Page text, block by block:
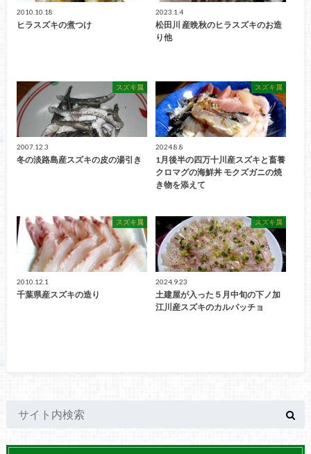
2010.10.18
ヒラスズキの煮つけ
2023.1.4
松田川 産晩秋のヒラスズキのお造
り他
スズキ属
2007.12.3
冬の淡路島産スズキの皮の湯引き
スズキ属
2024.8.8
1月後半の四万十川産スズキと畜養
クロマグの海鮮丼 モクズガニの焼
き物を添えて
スズキ属
2010.12.1
千葉県産スズキの造り
スズキ属
2024.9.23
土建屋が入った５月中旬の下ノ加
江川産スズキのカルパッチョ